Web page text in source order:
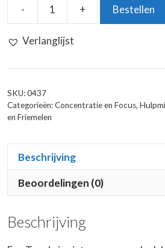
-
Zuru
+ Bestellen
Verlanglijst
SKU:0437
Categorieën:Concentratie en Focus,
en Friemelen
Beschrijving
Beoordelingen (0)
Beschrijving